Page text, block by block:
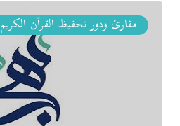
مقارئ ودور تحفيظ القرآن الكريم